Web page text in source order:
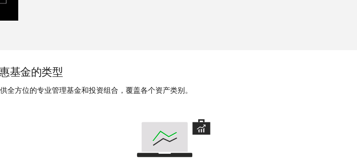
基金的类型
全方位的专业管理基金和投资组合，覆盖各个资产类别。